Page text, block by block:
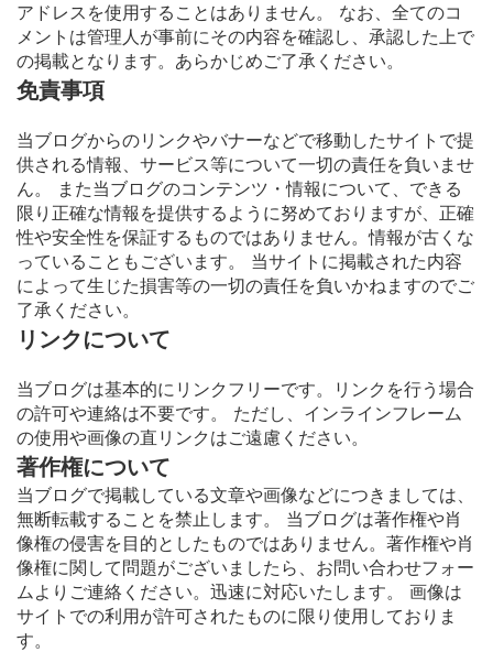
アドレスを使用することはありません。 なお、全てのコ
メントは管理人が事前にその内容を確認し、承認した上で
の掲載となります。あらかじめご了承ください。
免責事項
当ブログからのリンクやバナーなどで移動したサイトで提
供される情報、サービス等について一切の責任を負いませ
ん。 また当ブログのコンテンツ・情報について、できる
限り正確な情報を提供するように努めておりますが、正確
性や安全性を保証するものではありません。情報が古くな
っていることもございます。 当サイトに掲載された内容
によって生じた損害等の一切の責任を負いかねますのでご
了承ください。
リンクについて
当ブログは基本的にリンクフリーです。リンクを行う場合
の許可や連絡は不要です。 ただし、インラインフレーム
の使用や画像の直リンクはご遠慮ください。
著作権について
当ブログで掲載している文章や画像などにつきましては、
無断転載することを禁止します。 当ブログは著作権や肖
像権の侵害を目的としたものではありません。著作権や肖
像権に関して問題がございましたら、お問い合わせフォー
ムよりご連絡ください。迅速に対応いたします。 画像は
サイトでの利用が許可されたものに限り使用しておりま
す。